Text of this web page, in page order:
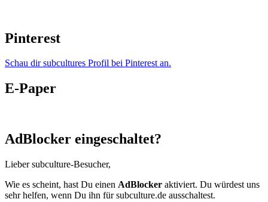
Pinterest
Schau dir subcultures Profil bei Pinterest an.
E-Paper
AdBlocker eingeschaltet?
Lieber subculture-Besucher,
Wie es scheint, hast Du einen AdBlocker aktiviert. Du würdest uns
sehr helfen, wenn Du ihn für subculture.de ausschaltest.